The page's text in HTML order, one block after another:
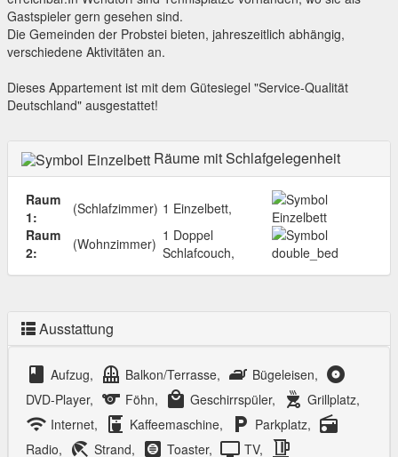
Gastspieler gern gesehen sind.
Die Gemeinden der Probstei bieten, jahreszeitlich abhängig,
verschiedene Aktivitäten an.
Dieses Appartement ist mit dem Gütesiegel "Service-Qualität
Deutschland" ausgestattet!
Räume mit Schlafgelegenheit
Raum
1:
(Schlafzimmer) 1 Einzelbett,
Raum
2:
(Wohnzimmer) 1 Doppel
Schlafcouch,
Ausstattung
class Aufzug, balcony Balkon/Terrasse, iron Bügeleisen, album
DVD-Player, sports Föhn, local_mall Geschirrspüler, outdoor_grill Grillplatz,
wifi Internet, coffee_maker Kaffeemaschine, local_parking Parkplatz, radio
Radio, beach_access Strand, hvac Toaster, tv TV, kettle